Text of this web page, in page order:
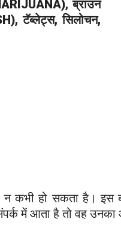
ब्राउन
टॅब्लेट्स, सिलोचन,
कभी हो सकता है। इस
में आता है तो वह उनका